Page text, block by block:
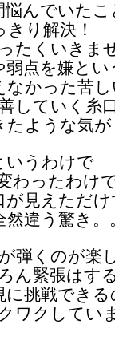
悩んでいたこ
きり解決！
たくいきま
弱点を嫌とい
なかった苦
していく糸
たような気
うわけで
わったわけ
が見えただけ
然違う驚き。
弾くのが楽
ん緊張はす
に挑戦できる
ワクしてい